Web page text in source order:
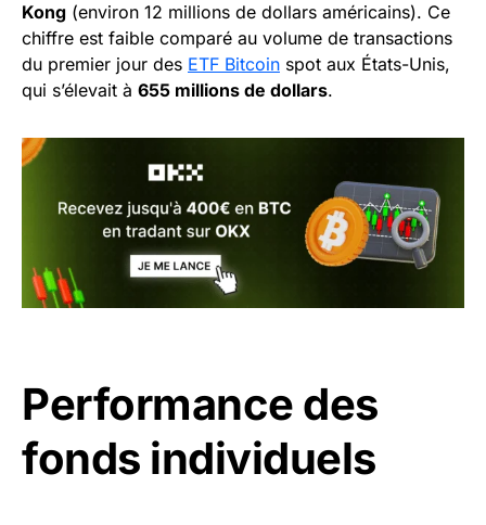
Kong (environ 12 millions de dollars américains). Ce
chiffre est faible comparé au volume de transactions
du premier jour des ETF Bitcoin spot aux États-Unis,
qui s’élevait à 655 millions de dollars.
Performance des
fonds individuels